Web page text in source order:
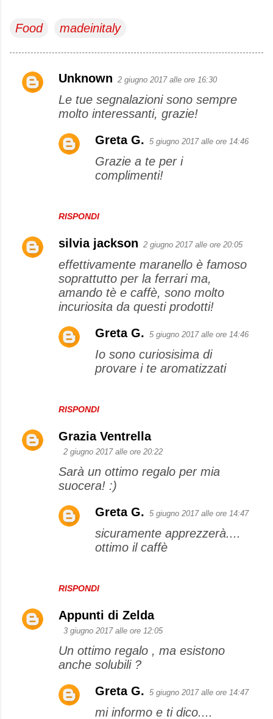
Food madeinitaly
C
Unknown 2 giugno 2017 alle ore 16:30
Le tue segnalazioni sono sempre
molto interessanti, grazie!
RISPONDI
Greta G. 5 giugno 2017 alle ore 14:46
Grazie a te per i
complimenti!
silvia jackson 2 giugno 2017 alle ore 20:05
effettivamente maranello è famoso
soprattutto per la ferrari ma,
amando tè e caffè, sono molto
incuriosita da questi prodotti!
RISPONDI
Greta G. 5 giugno 2017 alle ore 14:46
Io sono curiosisima di
provare i te aromatizzati
Grazia Ventrella
2 giugno 2017 alle ore 20:22
Sarà un ottimo regalo per mia
suocera! :)
RISPONDI
Greta G. 5 giugno 2017 alle ore 14:47
sicuramente apprezzerà....
ottimo il caffè
Appunti di Zelda
3 giugno 2017 alle ore 12:05
Un ottimo regalo , ma esistono
anche solubili ?
Greta G. 5 giugno 2017 alle ore 14:47
mi informo e ti dico....